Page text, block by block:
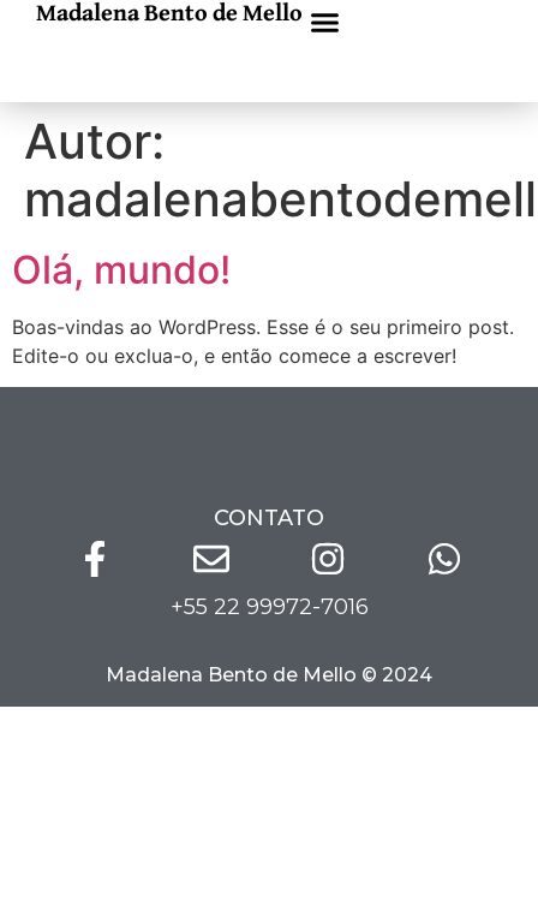
Madalena Bento de Mello
Autor:
Olá, mundo!
Boas-vindas ao WordPress. Esse é o seu primeiro post.
Edite-o ou exclua-o, e então comece a escrever!
CONTATO
+55 22 99972-7016
Madalena Bento de Mello © 2024